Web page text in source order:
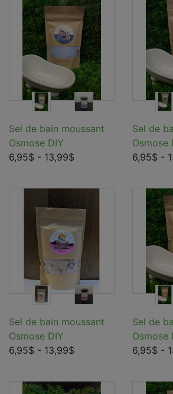
Sel de bain moussant
Osmose DIY
6,95$ - 13,99$
Sel de
Osmose
6,95$ -
Sel de bain moussant
Osmose DIY
6,95$ - 13,99$
Sel de
Osmose
6,95$ -